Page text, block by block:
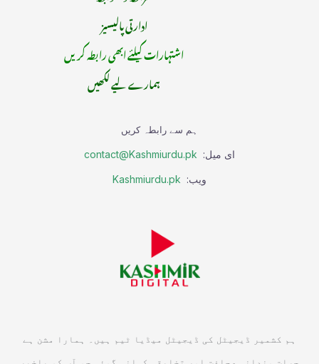
ادارتی پالیسیز
اشتہارات کیلئے ابھی رابطہ کریں
ہمارے لیے لکھیں
ہم سے رابطہ کریں
ای میل: contact@Kashmiurdu.pk
ویب: Kashmiurdu.pk
ہم کشمیر ڈیجیٹل کی ڈیجیٹل میڈیا ٹیم ہیں۔ ہمارا مشن ہے